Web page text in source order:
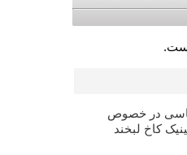
در خصوص
کاخ لبخند